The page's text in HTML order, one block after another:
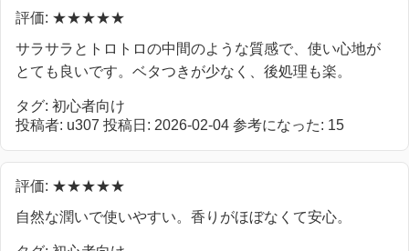
評価: ★★★★★
サラサラとトロトロの中間のような質感で、使い心地が
とても良いです。ベタつきが少なく、後処理も楽。
タグ: 初心者向け
投稿者: u307 投稿日: 2026-02-04 参考になった: 15
評価: ★★★★★
自然な潤いで使いやすい。香りがほぼなくて安心。